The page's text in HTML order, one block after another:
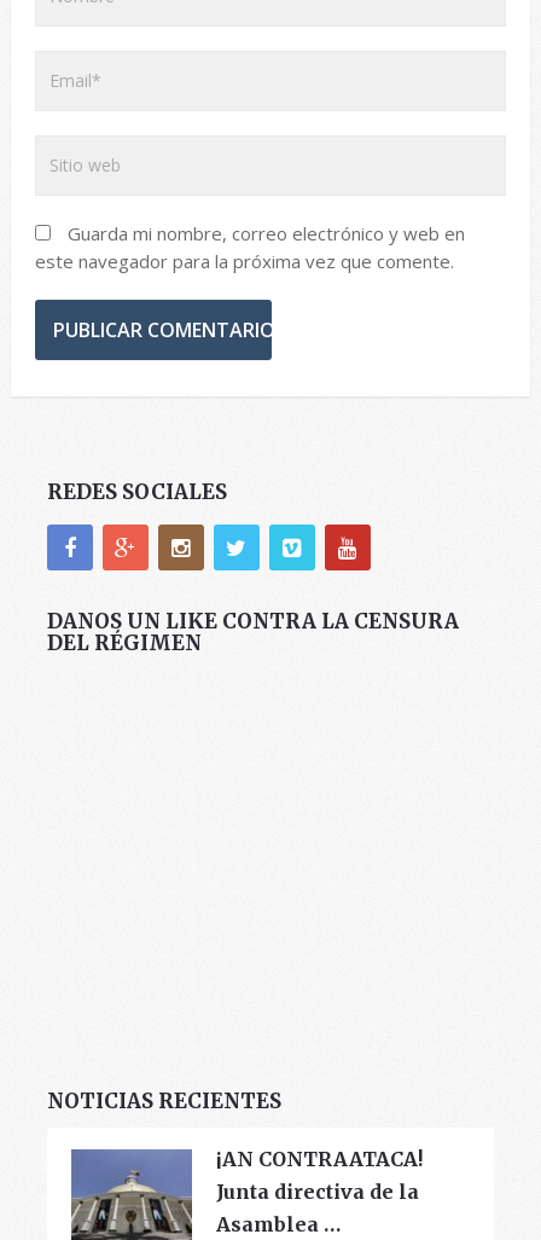
Guarda mi nombre, correo electrónico y web en
este navegador para la próxima vez que comente.
REDES SOCIALES
DANOS UN LIKE CONTRA LA CENSURA
DEL RÉGIMEN
NOTICIAS RECIENTES
¡AN CONTRAATACA!
Junta directiva de la
Asamblea …